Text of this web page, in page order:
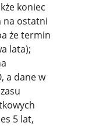
koniec
na ostatni
że termin
lata);
a dane w
5 lat,